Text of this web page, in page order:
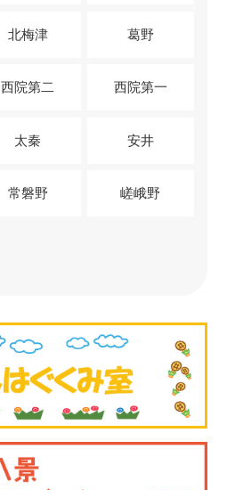
北梅津 葛野
西院第二 西院第一
太秦 安井
常磐野 嵯峨野